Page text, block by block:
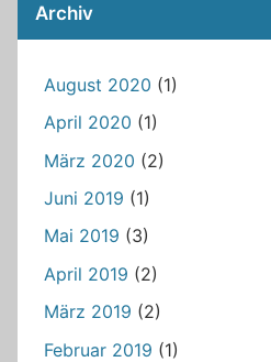
Archiv
August 2020 (1)
April 2020 (1)
März 2020 (2)
Juni 2019 (1)
Mai 2019 (3)
April 2019 (2)
März 2019 (2)
Februar 2019 (1)